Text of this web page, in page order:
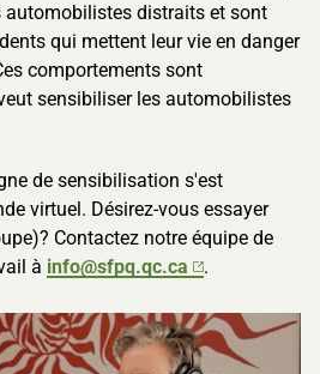
automobilistes distraits et sont
qui mettent leur vie en danger
comportements sont
sensibiliser les automobilistes
de sensibilisation s'est
virtuel. Désirez-vous essayer
Contactez notre équipe de
à info@sfpq.qc.ca .